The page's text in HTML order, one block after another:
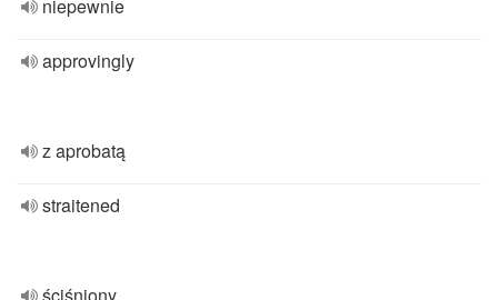
niepewnie
approvingly
z aprobatą
straitened